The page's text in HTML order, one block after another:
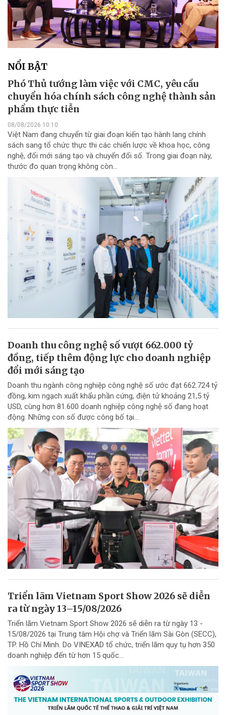
NỔI BẬT
Phó Thủ tướng làm việc với CMC, yêu cầu
chuyển hóa chính sách công nghệ thành sản
phẩm thực tiễn
08/08/2026 10:10
Việt Nam đang chuyển từ giai đoạn kiến tạo hành lang chính
sách sang tổ chức thực thi các chiến lược về khoa học, công
nghệ, đổi mới sáng tạo và chuyển đổi số. Trong giai đoạn này,
thước đo quan trọng không còn...
Doanh thu công nghệ số vượt 662.000 tỷ
đồng, tiếp thêm động lực cho doanh nghiệp
đổi mới sáng tạo
Doanh thu ngành công nghiệp công nghệ số ước đạt 662.724 tỷ
đồng, kim ngạch xuất khẩu phần cứng, điện tử khoảng 21,5 tỷ
USD, cùng hơn 81.600 doanh nghiệp công nghệ số đang hoạt
động. Những con số được công bố tại...
Triển lãm Vietnam Sport Show 2026 sẽ diễn
ra từ ngày 13–15/08/2026
Triển lãm Vietnam Sport Show 2026 sẽ diễn ra từ ngày 13 -
15/08/2026 tại Trung tâm Hội chợ và Triển lãm Sài Gòn (SECC),
TP. Hồ Chí Minh. Do VINEXAD tổ chức, triển lãm quy tụ hơn 350
doanh nghiệp đến từ hơn 15 quốc...